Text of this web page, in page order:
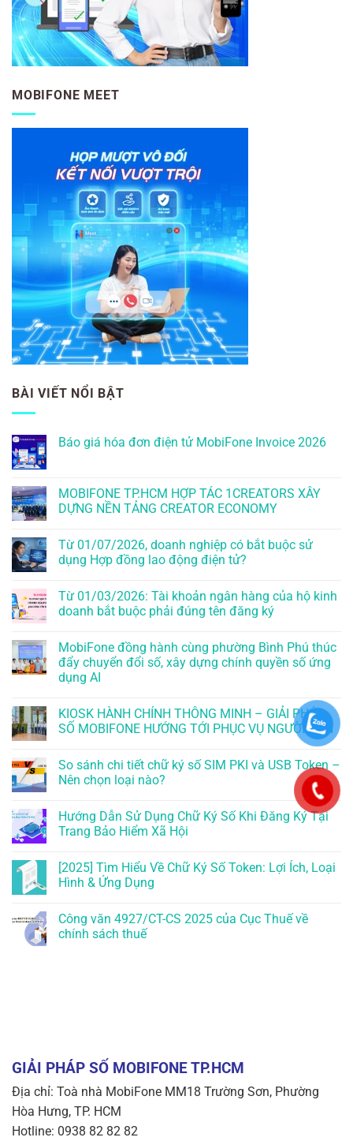
MOBIFONE MEET
BÀI VIẾT NỔI BẬT
Báo giá hóa đơn điện tử MobiFone Invoice 2026
MOBIFONE TP.HCM HỢP TÁC 1CREATORS XÂY
DỰNG NỀN TẢNG CREATOR ECONOMY
Từ 01/07/2026, doanh nghiệp có bắt buộc sử
dụng Hợp đồng lao động điện tử?
Từ 01/03/2026: Tài khoản ngân hàng của hộ kinh
doanh bắt buộc phải đúng tên đăng ký
MobiFone đồng hành cùng phường Bình Phú thúc
đẩy chuyển đổi số, xây dựng chính quyền số ứng
dụng AI
KIOSK HÀNH CHÍNH THÔNG MINH – GIẢI PHÁP
SỐ MOBIFONE HƯỚNG TỚI PHỤC VỤ NGƯỜI DÂN
So sánh chi tiết chữ ký số SIM PKI và USB Token –
Nên chọn loại nào?
Hướng Dẫn Sử Dụng Chữ Ký Số Khi Đăng Ký Tại
Trang Bảo Hiểm Xã Hội
[2025] Tìm Hiểu Về Chữ Ký Số Token: Lợi Ích, Loại
Hình & Ứng Dụng
Công văn 4927/CT-CS 2025 của Cục Thuế về
chính sách thuế
GIẢI PHÁP SỐ MOBIFONE TP.HCM
Địa chỉ: Toà nhà MobiFone MM18 Trường Sơn, Phường
Hòa Hưng, TP. HCM
Hotline: 0938 82 82 82